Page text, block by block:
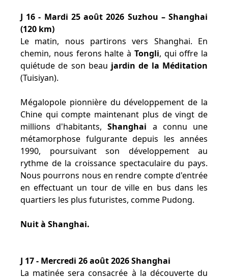
J 16 - Mardi 25 août 2026 Suzhou – Shanghai
(120 km)
Le matin, nous partirons vers Shanghai. En
chemin, nous ferons halte à Tongli, qui offre la
quiétude de son beau jardin de la Méditation
(Tuisiyan).
Mégalopole pionnière du développement de la
Chine qui compte maintenant plus de vingt de
millions d'habitants,Shanghai a connu une
métamorphose fulgurante depuis les années
1990, poursuivant son développement au
rythme de la croissance spectaculaire du pays.
Nous pourrons nous en rendre compte d'entrée
en effectuant un tour de ville en bus dans les
quartiers les plus futuristes, comme Pudong.
Nuit à Shanghai.
J 17 - Mercredi 26 août 2026 Shanghai
La matinée sera consacrée à la découverte du